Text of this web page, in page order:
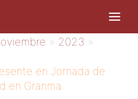
2023
en Jornada de
en Granma